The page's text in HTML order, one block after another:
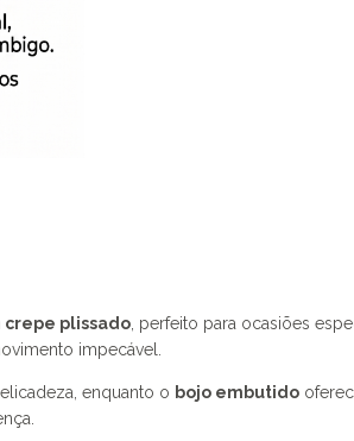
plissado, perfeito para ocasiões
impecável.
enquanto o bojo embutido